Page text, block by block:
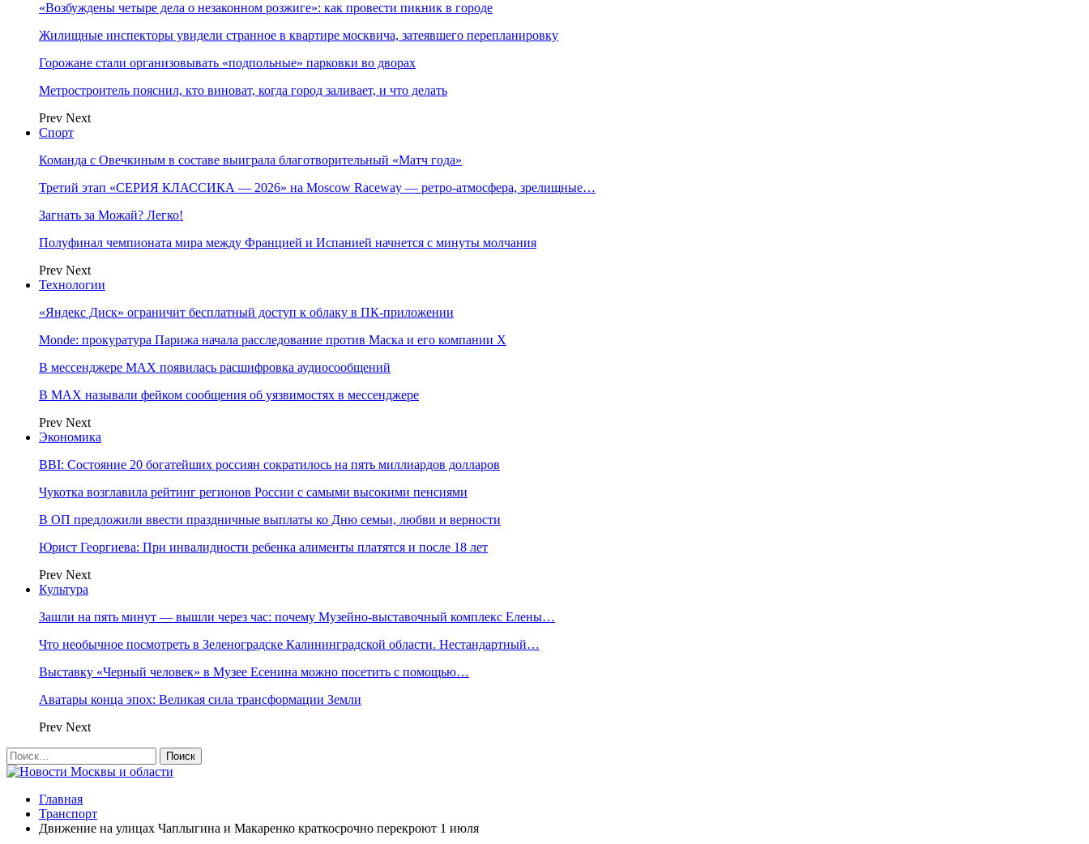
«Возбуждены четыре дела о незаконном розжиге»: как провести пикник в городе
Жилищные инспекторы увидели странное в квартире москвича, затеявшего перепланировку
Горожане стали организовывать «подпольные» парковки во дворах
Метростроитель пояснил, кто виноват, когда город заливает, и что делать
Prev Next
Спорт
Команда с Овечкиным в составе выиграла благотворительный «Матч года»
Третий этап «СЕРИЯ КЛАССИКА — 2026» на Moscow Raceway — ретро‑атмосфера, зрелищные…
Загнать за Можай? Легко!
Полуфинал чемпионата мира между Францией и Испанией начнется с минуты молчания
Prev Next
Технологии
«Яндекс Диск» ограничит бесплатный доступ к облаку в ПК-приложении
Monde: прокуратура Парижа начала расследование против Маска и его компании X
В мессенджере MAX появилась расшифровка аудиосообщений
В МAX называли фейком сообщения об уязвимостях в мессенджере
Prev Next
Экономика
BBI: Состояние 20 богатейших россиян сократилось на пять миллиардов долларов
Чукотка возглавила рейтинг регионов России с самыми высокими пенсиями
В ОП предложили ввести праздничные выплаты ко Дню семьи, любви и верности
Юрист Георгиева: При инвалидности ребенка алименты платятся и после 18 лет
Prev Next
Культура
Зашли на пять минут — вышли через час: почему Музейно-выставочный комплекс Елены…
Что необычное посмотреть в Зеленоградске Калининградской области. Нестандартный…
Выставку «Черный человек» в Музее Есенина можно посетить с помощью…
Аватары конца эпох: Великая сила трансформации Земли
Prev Next
Главная
Транспорт
Движение на улицах Чаплыгина и Макаренко краткосрочно перекроют 1 июля